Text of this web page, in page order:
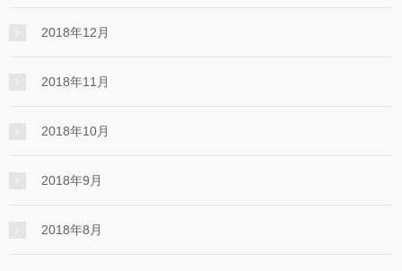
2018年12月
2018年11月
2018年10月
2018年9月
2018年8月